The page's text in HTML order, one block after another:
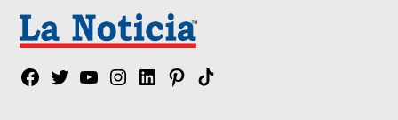
Facebook
TwitterYouTubeInstagram
LinkedinPinterest
Tik